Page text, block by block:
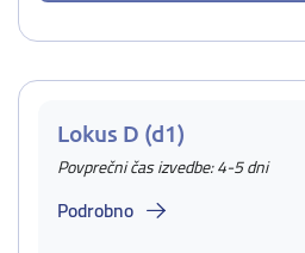
Lokus D (d1)
Povprečni čas izvedbe: 4-5 dni
Podrobno